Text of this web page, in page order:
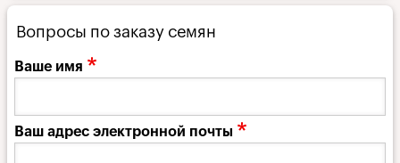
Вопросы по заказу семян
Ваше имя
Ваш адрес электронной почты